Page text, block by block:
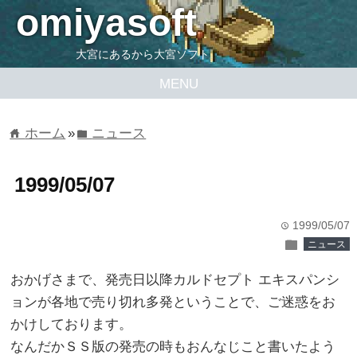
omiyasoft
大宮にあるから大宮ソフト
MENU
home ホーム »folder ニュース
1999/05/07
time 1999/05/07
folder ニュース
おかげさまで、発売日以降カルドセプト エキスパンシ
ョンが各地で売り切れ多発ということで、ご迷惑をお
かけしております。
なんだかＳＳ版の発売の時もおんなじこと書いたよう